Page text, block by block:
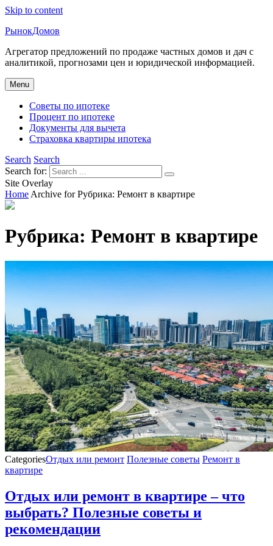
Skip to content
РынокДомов
Агрегатор предложений по продаже частных домов и дач с
аналитикой, прогнозами цен и юридической информацией.
Menu
Советы по ипотеке
Процент по ипотеке
Документы для вычета
Страховка квартиры ипотека
Search Search
Search for:
Site Overlay
Home Archive forРубрика: Ремонт в квартире
Рубрика: Ремонт в квартире
CategoriesОтдых или ремонт Полезные советы Ремонт в
квартире
Отдых или ремонт в квартире – что
выбрать? Полезные советы и
рекомендации